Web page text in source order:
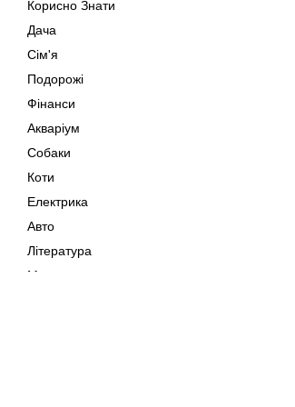
Корисно Знати
Дача
Сім'я
Подорожі
Фінанси
Акваріум
Собаки
Коти
Електрика
Авто
Література
Музика